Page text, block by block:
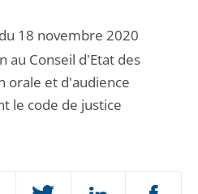
18 novembre 2020
Conseil d'Etat des
orale et d'audience
le code de justice